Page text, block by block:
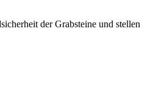
der Grabsteine und stellen